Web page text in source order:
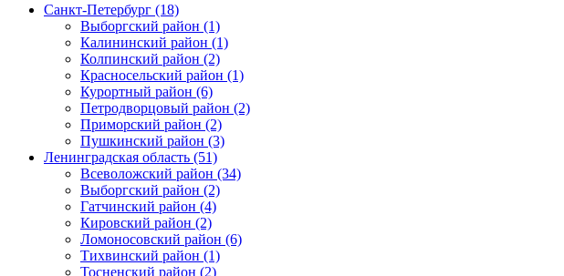
Санкт-Петербург (18)
Выборгский район (1)
Калининский район (1)
Колпинский район (2)
Красносельский район (1)
Курортный район (6)
Петродворцовый район (2)
Приморский район (2)
Пушкинский район (3)
Ленинградская область (51)
Всеволожский район (34)
Выборгский район (2)
Гатчинский район (4)
Кировский район (2)
Ломоносовский район (6)
Тихвинский район (1)
Тосненский район (2)